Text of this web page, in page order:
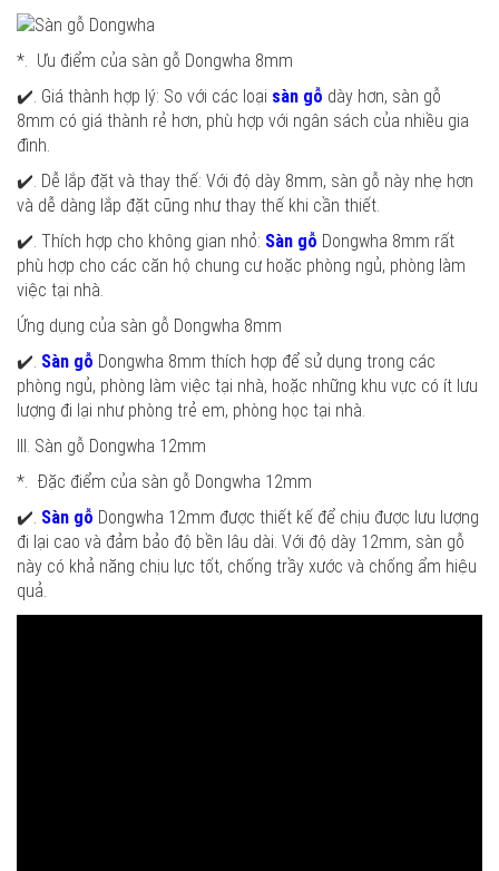
*. Ưu điểm của sàn gỗ Dongwha 8mm
✔️. Giá thành hợp lý: So với các loại sàn gỗ dày hơn, sàn gỗ
8mm có giá thành rẻ hơn, phù hợp với ngân sách của nhiều gia
đình.
✔️. Dễ lắp đặt và thay thế: Với độ dày 8mm, sàn gỗ này nhẹ hơn
và dễ dàng lắp đặt cũng như thay thế khi cần thiết.
✔️. Thích hợp cho không gian nhỏ: Sàn gỗ Dongwha 8mm rất
phù hợp cho các căn hộ chung cư hoặc phòng ngủ, phòng làm
việc tại nhà.
Ứng dụng của sàn gỗ Dongwha 8mm
✔️. Sàn gỗ Dongwha 8mm thích hợp để sử dụng trong các
phòng ngủ, phòng làm việc tại nhà, hoặc những khu vực có ít lưu
lượng đi lại như phòng trẻ em, phòng học tại nhà.
III. Sàn gỗ Dongwha 12mm
*. Đặc điểm của sàn gỗ Dongwha 12mm
✔️. Sàn gỗ Dongwha 12mm được thiết kế để chịu được lưu lượng
đi lại cao và đảm bảo độ bền lâu dài. Với độ dày 12mm, sàn gỗ
này có khả năng chịu lực tốt, chống trầy xước và chống ẩm hiệu
quả.